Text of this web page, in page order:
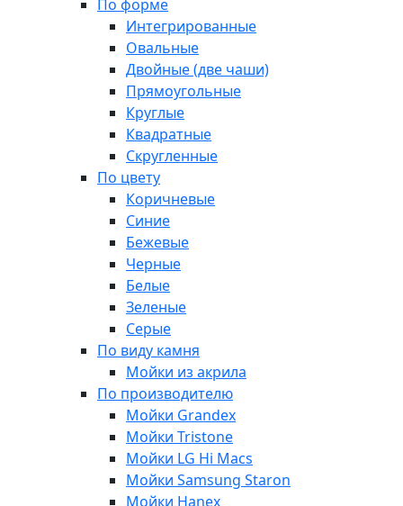
По форме
Интегрированные
Овальные
Двойные (две чаши)
Прямоугольные
Круглые
Квадратные
Скругленные
По цвету
Коричневые
Синие
Бежевые
Черные
Белые
Зеленые
Серые
По виду камня
Мойки из акрила
По производителю
Мойки Grandex
Мойки Tristone
Мойки LG Hi Macs
Мойки Samsung Staron
Мойки Hanex